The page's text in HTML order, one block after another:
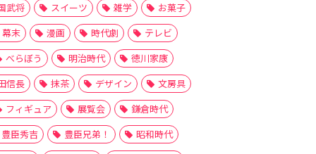
武将
スイーツ 雑学
お菓子
幕末
漫画 時代劇
テレビ
べらぼう
明治時代
徳川家康
信長
抹茶 デザイン
文房具
フィギュア
展覧会
鎌倉時代
豊臣秀吉
豊臣兄弟！
昭和時代